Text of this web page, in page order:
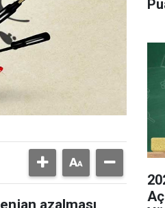
azalması,